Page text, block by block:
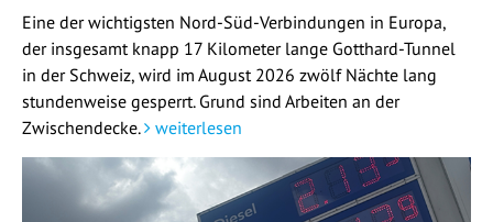
Eine der wichtigsten Nord-Süd-Verbindungen in Europa,
der insgesamt knapp 17 Kilometer lange Gotthard-Tunnel
in der Schweiz, wird im August 2026 zwölf Nächte lang
stundenweise gesperrt. Grund sind Arbeiten an der
Zwischendecke.
weiterlesen